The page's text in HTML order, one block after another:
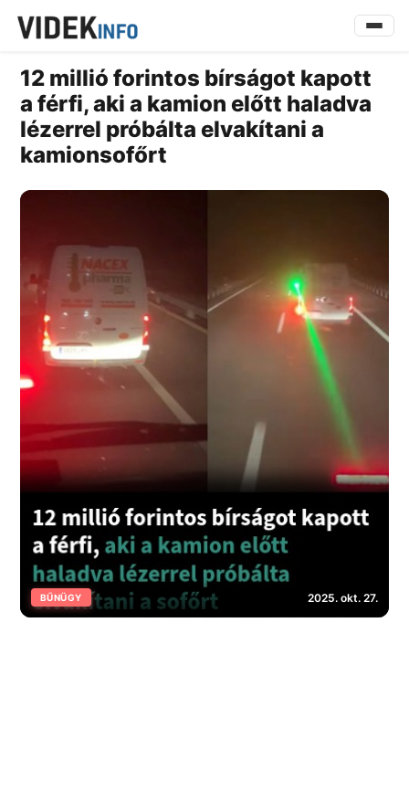
12 millió forintos bírságot kapott
a férfi, aki a kamion előtt haladva
lézerrel próbálta elvakítani a
kamionsofőrt
BŰNÜGY 2025. okt. 27.